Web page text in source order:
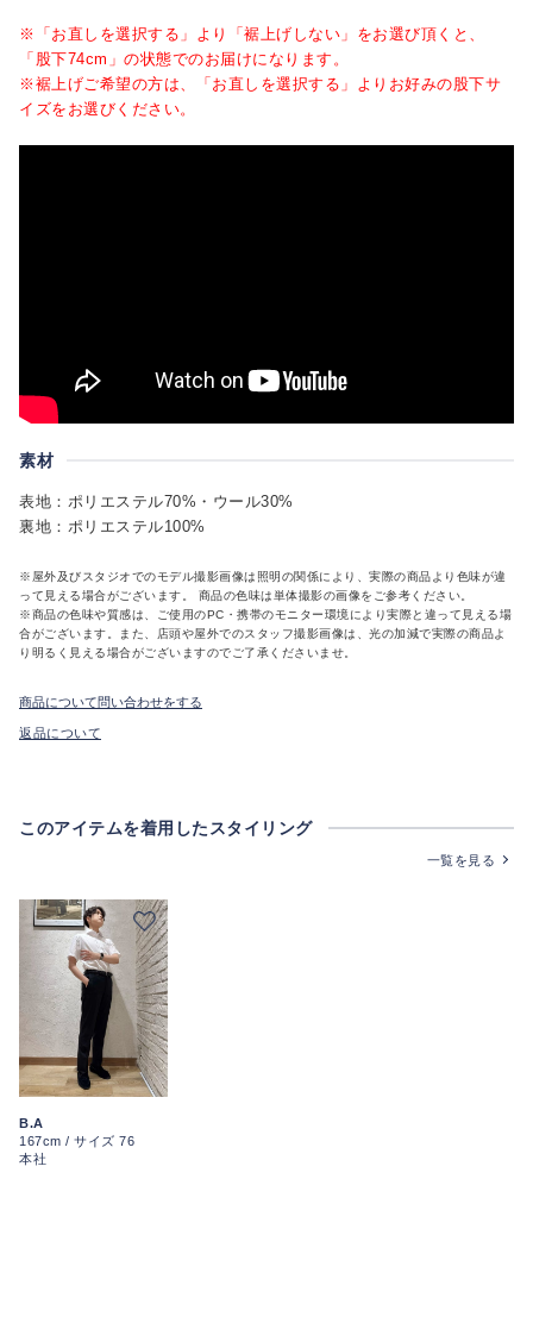
※「お直しを選択する」より「裾上げしない」をお選び頂くと、
「股下74cm」の状態でのお届けになります。
※裾上げご希望の方は、「お直しを選択する」よりお好みの股下サ
イズをお選びください。
素材
表地：ポリエステル70%・ウール30%
裏地：ポリエステル100%
※屋外及びスタジオでのモデル撮影画像は照明の関係により、実際の商品より色味が違
って見える場合がございます。 商品の色味は単体撮影の画像をご参考ください。
※商品の色味や質感は、ご使用のPC・携帯のモニター環境により実際と違って見える場
合がございます。また、店頭や屋外でのスタッフ撮影画像は、光の加減で実際の商品よ
り明るく見える場合がございますのでご了承くださいませ。
商品について問い合わせをする
返品について
このアイテムを着用したスタイリング
一覧を見る
B.A
167cm / サイズ 76
本社